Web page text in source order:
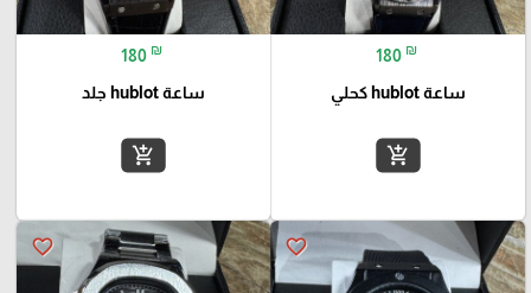
180 ₪
ساعة hublot كحلي
add_shopping_cart
180 ₪
ساعة hublot جلد
add_shopping_cart
favorite_border
favorite_border